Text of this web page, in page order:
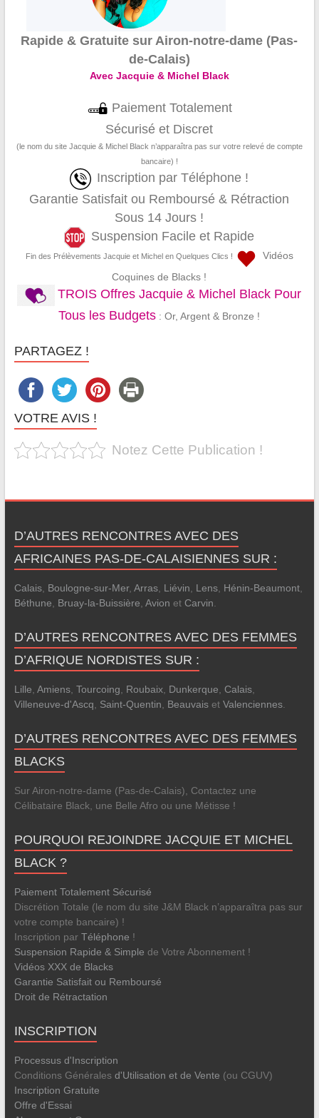
Rapide & Gratuite sur Airon-notre-dame (Pas-
de-Calais)
Avec Jacquie & Michel Black
Paiement Totalement
Sécurisé et Discret
(le nom du site Jacquie & Michel Black n’apparaîtra pas sur votre relevé de compte
bancaire) !
Inscription par Téléphone !
Garantie Satisfait ou Remboursé & Rétraction
Sous 14 Jours !
Suspension Facile et Rapide
Fin des Prélèvements Jacquie et Michel en Quelques Clics !
Vidéos
Coquines de Blacks !
TROIS Offres Jacquie & Michel Black Pour
Tous les Budgets : Or, Argent & Bronze !
PARTAGEZ !
VOTRE AVIS !
Notez Cette Publication !
D’AUTRES RENCONTRES AVEC DES
AFRICAINES PAS-DE-CALAISIENNES SUR :
Calais, Boulogne-sur-Mer, Arras, Liévin, Lens, Hénin-Beaumont,
Béthune, Bruay-la-Buissière, Avion et Carvin.
D’AUTRES RENCONTRES AVEC DES FEMMES
D’AFRIQUE NORDISTES SUR :
Lille, Amiens, Tourcoing, Roubaix, Dunkerque, Calais,
Villeneuve-d'Ascq, Saint-Quentin, Beauvaiset Valenciennes.
D’AUTRES RENCONTRES AVEC DES FEMMES
BLACKS
Sur Airon-notre-dame (Pas-de-Calais), Contactez une
Célibataire Black, une Belle Afro ou une Métisse !
POURQUOI REJOINDRE JACQUIE ET MICHEL
BLACK ?
Paiement Totalement Sécurisé
Discrétion Totale (le nom du site J&M Black n’apparaîtra pas sur
votre compte bancaire) !
Inscription par Téléphone !
Suspension Rapide & Simple de Votre Abonnement !
Vidéos XXX de Blacks
Garantie Satisfait ou Remboursé
Droit de Rétractation
INSCRIPTION
Processus d'Inscription
Conditions Générales d'Utilisation et de Vente (ou CGUV)
Inscription Gratuite
Offre d'Essai